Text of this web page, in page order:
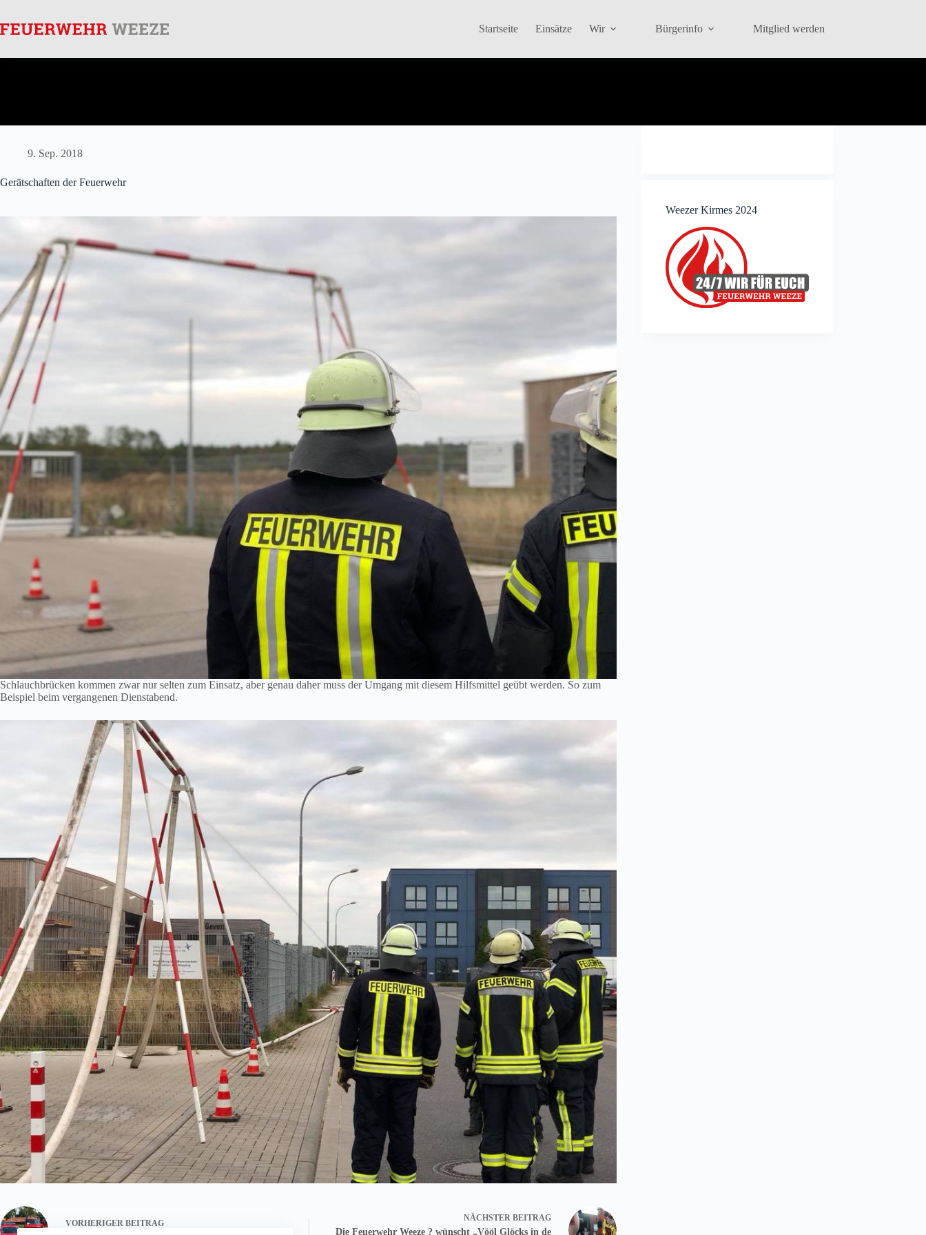
springen
Startseite Einsätze Wir Bürgerinfo Mitglied werden
9. Sep. 2018
Gerätschaften der Feuerwehr
Schlauchbrücken kommen zwar nur selten zum Einsatz, aber genau daher muss der Umgang mit diesem Hilfsmittel geübt werden. So zum
Beispiel beim vergangenen Dienstabend.
VORHERIGER BEITRAG
NÄCHSTERBEITRAG
Die Feuerwehr Weeze ? wünscht „Vööl Glöcks in de
Weezer Kirmes 2024